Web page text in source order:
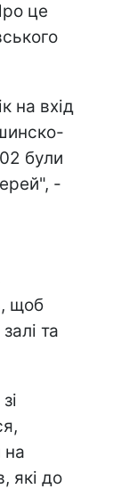
це
на вхід
були
-
щоб
та
на
які до